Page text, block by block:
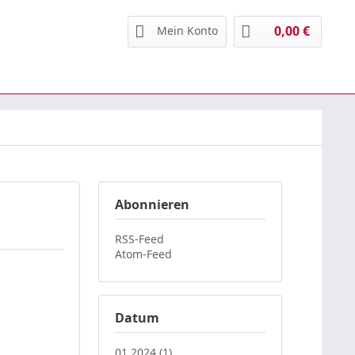
Mein Konto 0,00 € ­
Abonnieren
RSS-Feed
Atom-Feed
Datum